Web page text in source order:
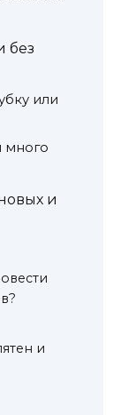
без
или
много
и
и